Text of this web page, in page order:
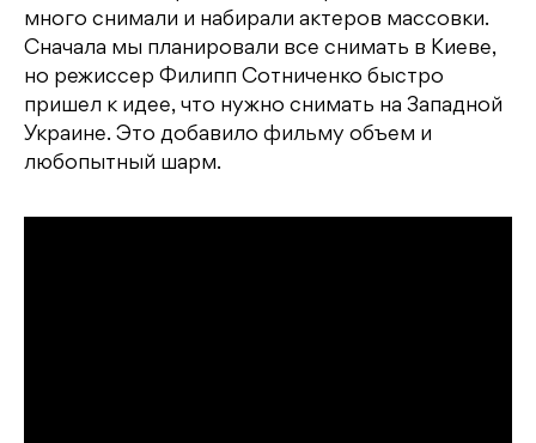
много снимали и набирали актеров массовки.
Сначала мы планировали все снимать в Киеве,
но режиссер Филипп Сотниченко быстро
пришел к идее, что нужно снимать на Западной
Украине. Это добавило фильму объем и
любопытный шарм.